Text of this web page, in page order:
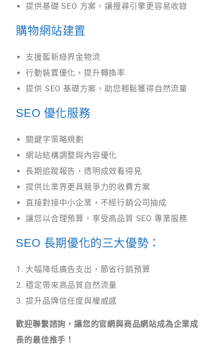
提供基礎 SEO 方案，讓搜尋引擎更容易收錄
購物網站建置
支援藍新綠界金物流
行動裝置優化，提升轉換率
提供 SEO 基礎方案，助您輕鬆獲得自然流量
SEO 優化服務
關鍵字策略規劃
網站結構調整與內容優化
長期追蹤報告，透明成效看得見
提供比業界更具競爭力的收費方案
直接對接中小企業，不經行銷公司抽成
讓您以合理預算，享受高品質 SEO 專業服務
SEO 長期優化的三大優勢：
大幅降低廣告支出，節省行銷預算
穩定帶來高品質自然流量
提升品牌信任度與權威感
歡迎聯繫諮詢，讓您的官網與商品網站成為企業成
長的最佳推手！